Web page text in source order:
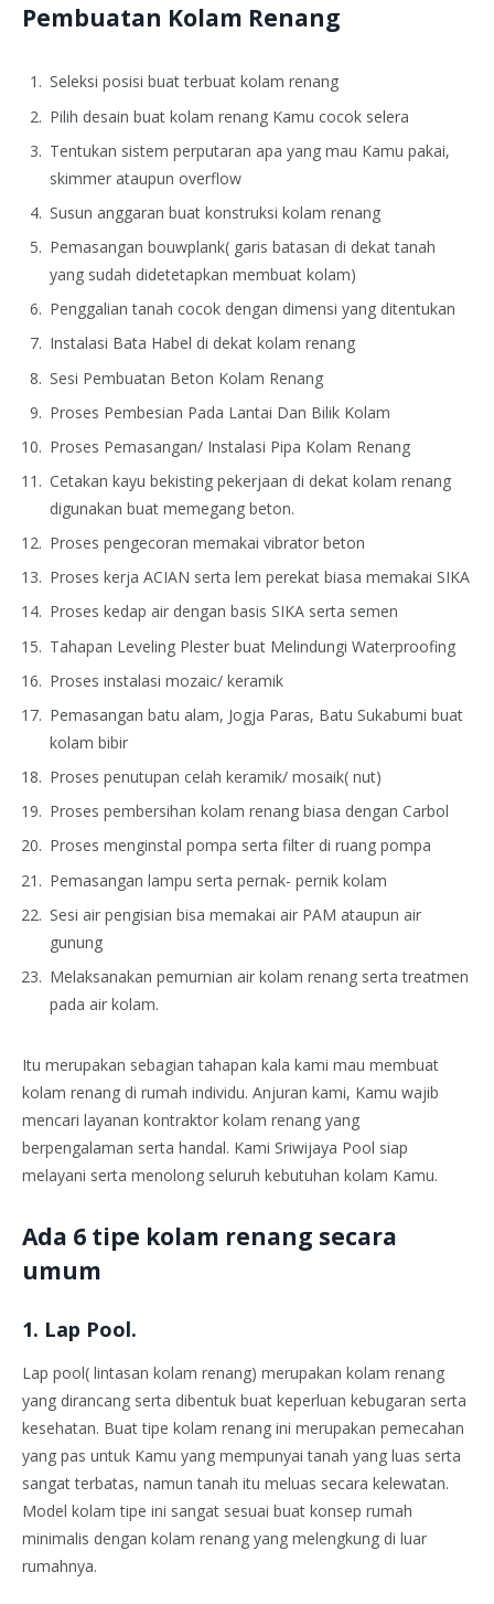
Pembuatan Kolam Renang
Seleksi posisi buat terbuat kolam renang
Pilih desain buat kolam renang Kamu cocok selera
Tentukan sistem perputaran apa yang mau Kamu pakai,
skimmer ataupun overflow
Susun anggaran buat konstruksi kolam renang
Pemasangan bouwplank( garis batasan di dekat tanah
yang sudah didetetapkan membuat kolam)
Penggalian tanah cocok dengan dimensi yang ditentukan
Instalasi Bata Habel di dekat kolam renang
Sesi Pembuatan Beton Kolam Renang
Proses Pembesian Pada Lantai Dan Bilik Kolam
Proses Pemasangan/ Instalasi Pipa Kolam Renang
Cetakan kayu bekisting pekerjaan di dekat kolam renang
digunakan buat memegang beton.
Proses pengecoran memakai vibrator beton
Proses kerja ACIAN serta lem perekat biasa memakai SIKA
Proses kedap air dengan basis SIKA serta semen
Tahapan Leveling Plester buat Melindungi Waterproofing
Proses instalasi mozaic/ keramik
Pemasangan batu alam, Jogja Paras, Batu Sukabumi buat
kolam bibir
Proses penutupan celah keramik/ mosaik( nut)
Proses pembersihan kolam renang biasa dengan Carbol
Proses menginstal pompa serta filter di ruang pompa
Pemasangan lampu serta pernak- pernik kolam
Sesi air pengisian bisa memakai air PAM ataupun air
gunung
Melaksanakan pemurnian air kolam renang serta treatmen
pada air kolam.
Itu merupakan sebagian tahapan kala kami mau membuat
kolam renang di rumah individu. Anjuran kami, Kamu wajib
mencari layanan kontraktor kolam renang yang
berpengalaman serta handal. Kami Sriwijaya Pool siap
melayani serta menolong seluruh kebutuhan kolam Kamu.
Ada 6 tipe kolam renang secara
umum
1. Lap Pool.
Lap pool( lintasan kolam renang) merupakan kolam renang
yang dirancang serta dibentuk buat keperluan kebugaran serta
kesehatan. Buat tipe kolam renang ini merupakan pemecahan
yang pas untuk Kamu yang mempunyai tanah yang luas serta
sangat terbatas, namun tanah itu meluas secara kelewatan.
Model kolam tipe ini sangat sesuai buat konsep rumah
minimalis dengan kolam renang yang melengkung di luar
rumahnya.